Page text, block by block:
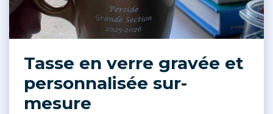
Tasse en verre gravée et
personnalisée sur-
mesure